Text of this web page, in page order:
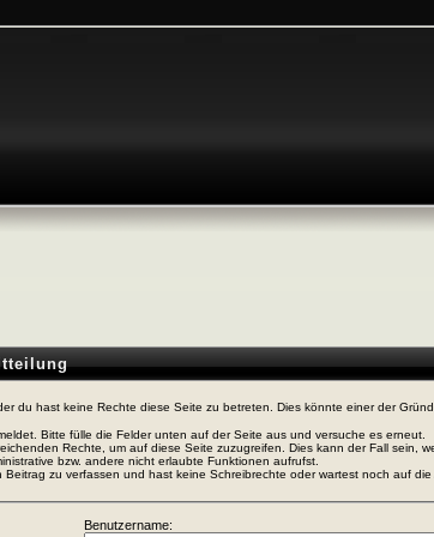
du hast keine Rechte diese Seite zu betreten. Dies könnte einer der
Bitte fülle die Felder unten auf der Seite aus und versuche es erneut.
Rechte, um auf diese Seite zuzugreifen. Dies kann der Fall sein,
bzw. andere nicht erlaubte Funktionen aufrufst.
Beitrag zu verfassen und hast keine Schreibrechte oder wartest noch auf
Benutzername: